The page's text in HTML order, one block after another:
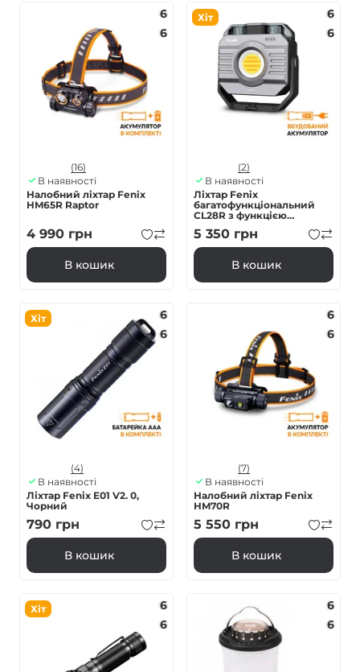
6
6
(16)
В наявності
Налобний ліхтар Fenix
HM65R Raptor
4 990 грн
В кошик
Хіт
6
6
(2)
В наявності
Ліхтар Fenix
багатофункціональний
CL28R з функцією
Powerbank (10 000 mAh)
5 350 грн
В кошик
Хіт
6
6
(4)
В наявності
Ліхтар Fenix E01 V2. 0,
Чорний
790 грн
В кошик
6
6
(7)
В наявності
Налобний ліхтар Fenix
HM70R
5 550 грн
В кошик
Хіт
6
6
6
6